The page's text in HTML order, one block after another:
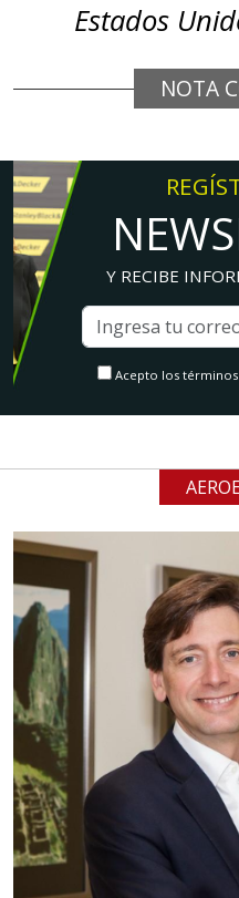
Estados
NOTA
Y RECIBE
Acepto los